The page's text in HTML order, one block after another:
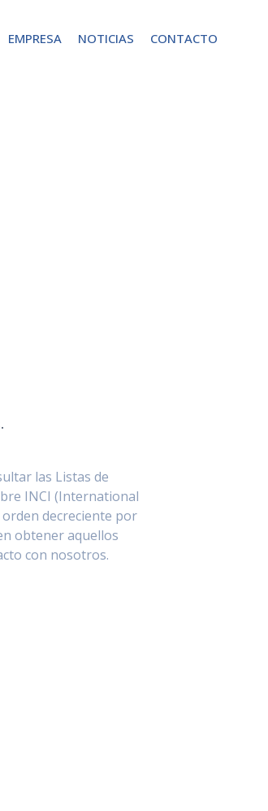
EMPRESA NOTICIAS CONTACTO
las Listas de
INCI (International
decreciente por
obtener aquellos
con nosotros.